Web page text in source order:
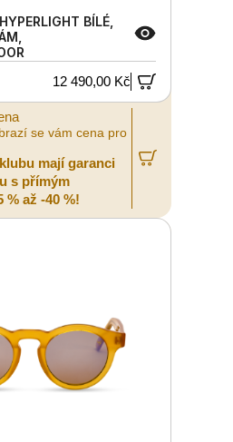
BÍLÉ,
12 490,00 Kč
se vám cena pro
mají garanci
s přímým
% až -40 %!